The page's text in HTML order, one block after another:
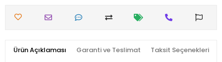
Ürün Açıklaması Garanti ve Teslimat Taksit Seçenekleri